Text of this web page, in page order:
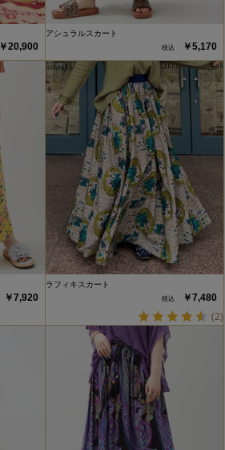
￥20,900
アシュラルスカート
￥5,170
￥7,920
ラフィキスカート
￥7,480
(2)